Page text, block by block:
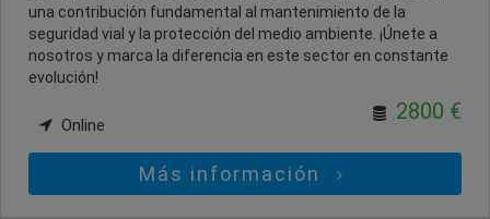
una contribución fundamental al mantenimiento de la
seguridad vial y la protección del medio ambiente. ¡Únete a
nosotros y marca la diferencia en este sector en constante
evolución!
Online
2800 €
Más información